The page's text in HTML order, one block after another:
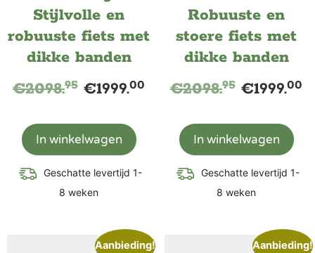
Stijlvolle en
robuuste fiets met
dikke banden
€2098.95 €1999.00
In winkelwagen
Geschatte levertijd 1-
8 weken
Robuuste en
stoere fiets met
dikke banden
€2098.95 €1999.00
In winkelwagen
Geschatte levertijd 1-
8 weken
Aanbieding! Aanbieding!